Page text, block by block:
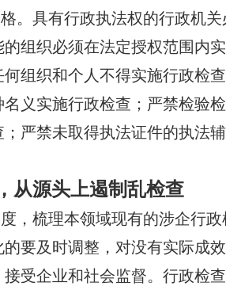
。具有行政执法权的行政机
组织必须在法定授权范围内
组织和个人不得实施行政检
义实施行政检查；严禁检验
严禁未取得执法证件的执法
从源头上遏制乱检查
，梳理本领域现有的涉企行
要及时调整，对没有实际成
受企业和社会监督。行政检